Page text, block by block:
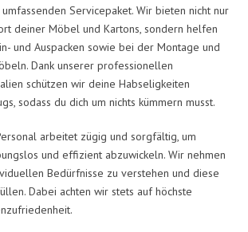
Servicepaket. Wir bieten nicht nur
deiner Möbel und Kartons, sondern helfen
und Auspacken sowie bei der Montage und
Dank unserer professionellen
schützen wir deine Habseligkeiten
sodass du dich um nichts kümmern musst.
arbeitet zügig und sorgfältig, um
und effizient abzuwickeln. Wir nehmen
Bedürfnisse zu verstehen und diese
Dabei achten wir stets auf höchste